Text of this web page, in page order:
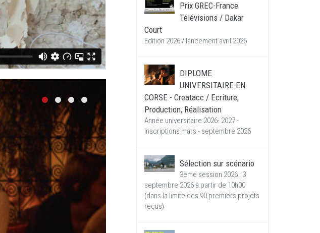
Prix GREC-France
Télévisions / Dakar
Court
Edition 2026 / lancement avril 2026
DIPLOME
UNIVERSITAIRE EN
CORSE - Creatacc / Ecriture,
Production, Réalisation
Année universitaire 2026- 2027 -
Inscriptions mars - septembre 2026
Sélection sur scénario
3ème session 2026 : 3
septembre 2026 à partir de 10h00
(dans la limite des 90 premiers projets
reçus)